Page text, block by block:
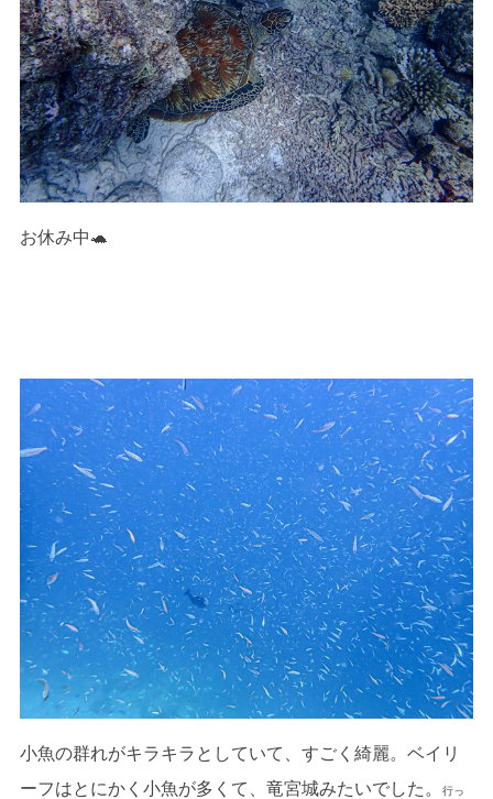
お休み中🐢
小魚の群れがキラキラとしていて、すごく綺麗。ベイリ
ーフはとにかく小魚が多くて、竜宮城みたいでした。行っ